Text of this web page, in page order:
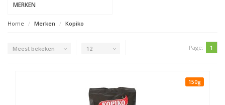
MERKEN
Home Merken Kopiko
Meest bekeken 12 Page: 1
150g